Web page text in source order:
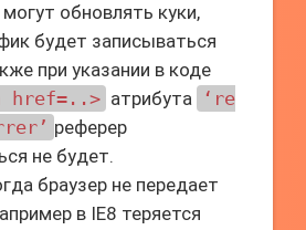
обновлять куки,
будет записываться
при указании в коде
href=..> атрибута
‘re
реферер
не будет.
браузер не передает
в IE8 теряется